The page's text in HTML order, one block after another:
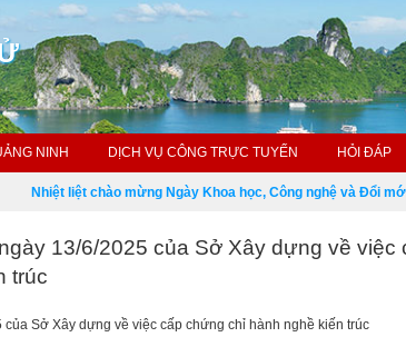
NINH DỊCH VỤ CÔNG TRỰC TUYẾN HỎI ĐÁP
Nhiệt liệt chào mừng Ngày Khoa học, Công nghệ và Đổi mới
13/6/2025 của Sở Xây dựng về việc
trúc
Sở Xây dựng về việc cấp chứng chỉ hành nghề kiến trúc